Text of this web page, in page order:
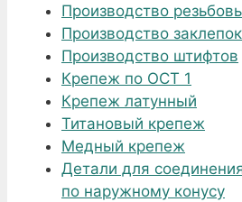
Производство
Производство заклепок
Производство штифтов
Крепеж по ОСТ 1
Крепеж латунный
Титановый крепеж
Медный крепеж
Детали для
по наружному конусу